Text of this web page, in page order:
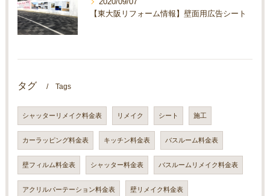
【東大阪リフォーム情報】壁面用広告シート
タグ Tags
シャッターリメイク料金表 リメイク シート 施工
カーラッピング料金表 キッチン料金表 バスルーム料金表
壁フィルム料金表 シャッター料金表 バスルームリメイク料金表
アクリルパーテーション料金表 壁リメイク料金表